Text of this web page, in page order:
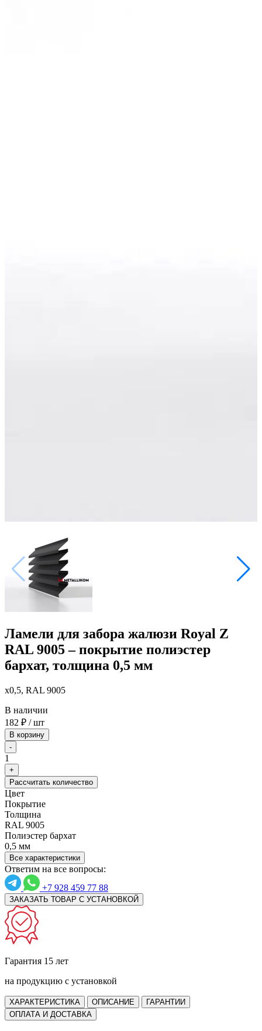
Ламели для забора жалюзи Royal Z
RAL 9005 – покрытие полиэстер
бархат, толщина 0,5 мм
x0,5, RAL 9005
В наличии
182 ₽ / шт
В корзину
-
1
+
Рассчитать количество
Цвет
Покрытие
Толщина
RAL 9005
Полиэстер бархат
0,5 мм
Все характеристики
Ответим на все вопросы:
+7 928 459 77 88
ЗАКАЗАТЬ ТОВАР С УСТАНОВКОЙ
Гарантия 15 лет
на продукцию с установкой
ХАРАКТЕРИСТИКА ОПИСАНИЕ
ГАРАНТИИ
ОПЛАТА И ДОСТАВКА